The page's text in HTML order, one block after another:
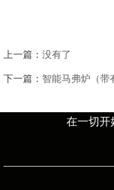
上一篇： 没有了
下一篇： 智能马弗炉（带
在一切开